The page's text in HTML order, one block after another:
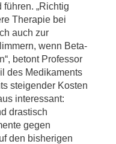
„Richtig
Therapie bei
auch zur
wenn Beta-
betont Professor
des Medikaments
steigender Kosten
interessant:
drastisch
gegen
den bisherigen